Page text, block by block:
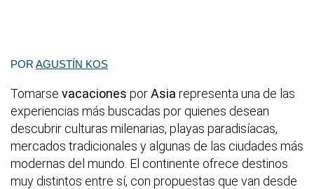
POR AGUSTÍN KOS
Tomarse vacaciones porAsia representa una de las
experiencias más buscadas por quienes desean
descubrir culturas milenarias, playas paradisíacas,
mercados tradicionales y algunas de las ciudades más
modernas del mundo. El continente ofrece destinos
muy distintos entre sí, con propuestas que van desde